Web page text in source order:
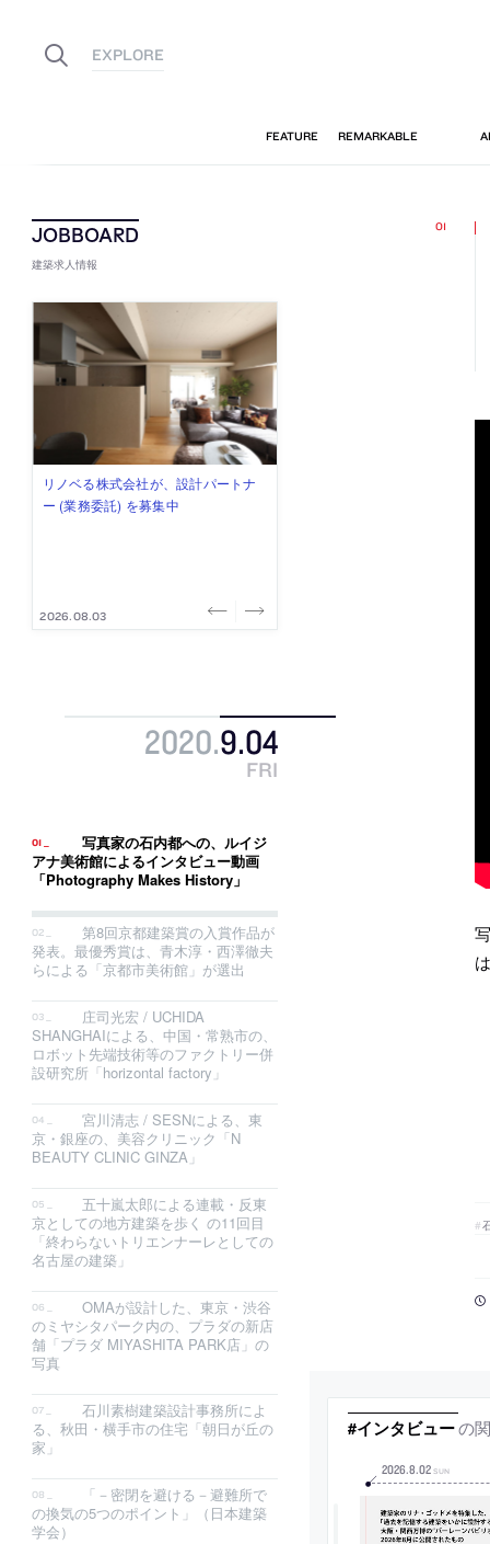
建築求人情報
佐々木慧が主宰する「axonometric株
式会社」が、設計スタッフ（経験
2026.08.07
古民家を軸に全国で“価値循環の仕組
み”を作り、リモートワーク主体の働
2026.08.03
リノベる株式会社が、設計パートナ
ー (業務委託) を募集中
2026.08.03
社会への影響力のある建築を手掛
け、スタッフ同士で助け合う環境づ
2026.07.31
代官山を拠点に活動する「梅澤竜也 /
ALA INC.」が、設計スタッフ・アル
2026.07.30
2020.9.04
FRI
写真家の石内都への、ルイジ
アナ美術館によるインタビュー動画
「Photography Makes History」
第8回京都建築賞の入賞作品が
発表。最優秀賞は、青木淳・西澤徹夫
らによる「京都市美術館」が選出
庄司光宏 / UCHIDA
SHANGHAIによる、中国・常熟市の、
ロボット先端技術等のファクトリー併
設研究所「horizontal factory」
宮川清志 / SESNによる、東
京・銀座の、美容クリニック「N
BEAUTY CLINIC GINZA」
五十嵐太郎による連載・反東
京としての地方建築を歩く の11回目
「終わらないトリエンナーレとしての
名古屋の建築」
OMAが設計した、東京・渋谷
のミヤシタパーク内の、プラダの新店
舗「プラダ MIYASHITA PARK店」の
写真
石川素樹建築設計事務所によ
る、秋田・横手市の住宅「朝日が丘の
家」
「－密閉を避ける－避難所で
の換気の5つのポイント」（日本建築
学会）
#インタビューの
2026.8.02 SUN